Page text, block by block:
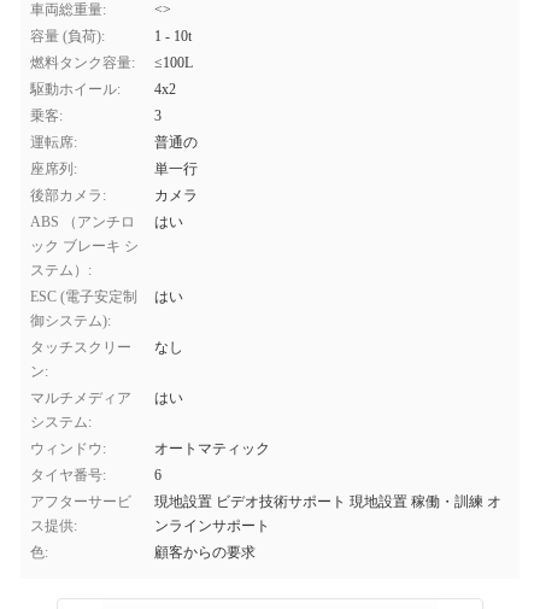
車両総重量:
<>
容量 (負荷):
1 - 10t
燃料タンク容量:
≤100L
駆動ホイール:
4x2
乗客:
3
運転席:
普通の
座席列:
単一行
後部カメラ:
カメラ
ABS （アンチロ
ック ブレーキ シ
ステム）:
はい
ESC (電子安定制
御システム):
はい
タッチスクリー
ン:
なし
マルチメディア
システム:
はい
ウィンドウ:
オートマティック
タイヤ番号:
6
アフターサービ
ス提供:
現地設置 ビデオ技術サポート 現地設置 稼働・訓練 オ
ンラインサポート
色:
顧客からの要求